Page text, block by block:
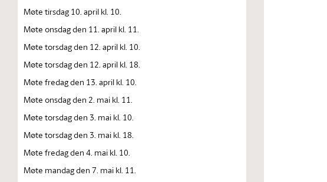
Møte tirsdag 10. april kl. 10.
Møte onsdag den 11. april kl. 11.
Møte torsdag den 12. april kl. 10.
Møte torsdag den 12. april kl. 18.
Møte fredag den 13. april kl. 10.
Møte onsdag den 2. mai kl. 11.
Møte torsdag den 3. mai kl. 10.
Møte torsdag den 3. mai kl. 18.
Møte fredag den 4. mai kl. 10.
Møte mandag den 7. mai kl. 11.